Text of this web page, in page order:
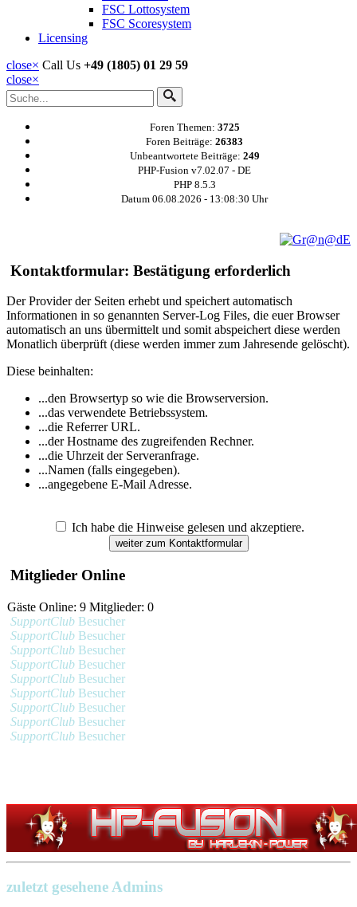
FSC Lottosystem
FSC Scoresystem
Licensing
close× Call Us +49 (1805) 01 29 59
close×
Foren Themen: 3725
Foren Beiträge: 26383
Unbeantwortete Beiträge: 249
PHP-Fusion v7.02.07 - DE
PHP 8.5.3
Datum 06.08.2026 - 13:08:31 Uhr
Kontaktformular: Bestätigung erforderlich
Der Provider der Seiten erhebt und speichert automatisch
Informationen in so genannten Server-Log Files, die euer Browser
automatisch an uns übermittelt und somit abspeichert diese werden
Monatlich überprüft (diese werden immer zum Jahresende gelöscht).
Diese beinhalten:
...den Browsertyp so wie die Browserversion.
...das verwendete Betriebssystem.
...die Referrer URL.
...der Hostname des zugreifenden Rechner.
...die Uhrzeit der Serveranfrage.
...Namen (falls eingegeben).
...angegebene E-Mail Adresse.
Ich habe die Hinweise gelesen und akzeptiere.
Mitglieder Online
Gäste Online: 9 Mitglieder: 0
SupportClub Besucher
SupportClub Besucher
SupportClub Besucher
SupportClub Besucher
SupportClub Besucher
SupportClub Besucher
SupportClub Besucher
SupportClub Besucher
SupportClub Besucher
zuletzt gesehene Admins